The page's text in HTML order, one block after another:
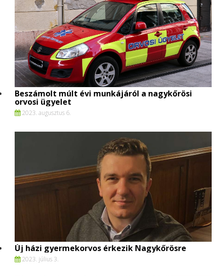
Beszámolt múlt évi munkájáról a nagykőrösi
orvosi ügyelet
2023. augusztus 6.
Új házi gyermekorvos érkezik Nagykőrösre
2023. július 3.